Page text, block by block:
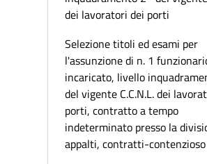
dei lavoratori dei porti
Selezione titoli ed esami per
l'assunzione di n. 1
incaricato, livello
del vigente C.C.N.L. dei
porti, contratto a tempo
indeterminato presso la
appalti, contratti-contenzioso